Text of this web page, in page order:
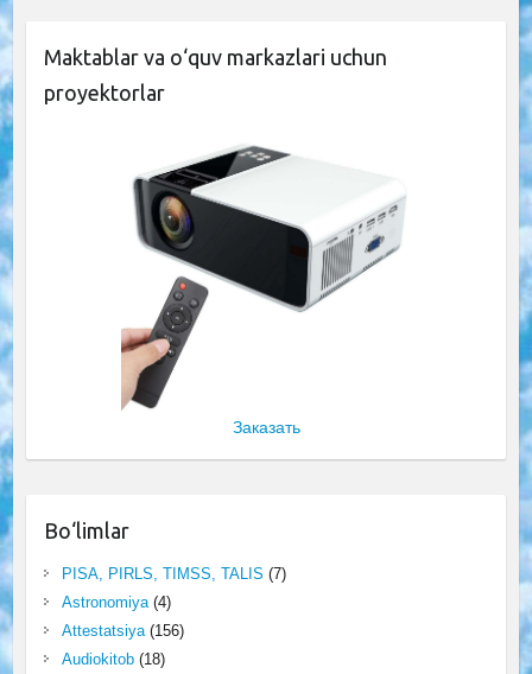
Maktablar va o‘quv markazlari uchun
proyektorlar
Заказать
Bo‘limlar
PISA, PIRLS, TIMSS, TALIS (7)
Astronomiya(4)
Attestatsiya(156)
Audiokitob(18)